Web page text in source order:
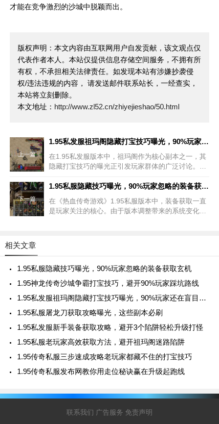
才能在竞争激烈的沙城中脱颖而出。
版权声明：本文内容由互联网用户自发贡献，该文观点仅
代表作者本人。本站仅提供信息存储空间服务，不拥有所
有权，不承担相关法律责任。如发现本站有涉嫌抄袭侵
权/违法违规的内容， 请发送邮件联系站长，一经查实，
本站将立刻删除。
本文地址： http://www.zl52.cn/zhiyejieshao/50.html
上一篇
1.95私发服祖玛阁隐藏打宝技巧曝光，90%玩家还在盲目刷怪！
在1.95私发服版本中，祖玛阁作为核心副本之一，其
隐藏打宝技巧的曝光正引发玩家群体的广泛讨论。许
源。本文将从实战角度拆解祖玛阁的深度玩法，帮助
下一篇
1.95私服隐藏技巧曝光，90%玩家忽略的装备获取玄机
在《热血传奇游戏》1.95私服版本中，装备获取一直
是玩家关注的核心。由于版本调整带来的系统变化，
相关文章
1.95私服隐藏技巧曝光，90%玩家忽略的装备获取玄机
1.95神龙传奇沙城争霸打宝技巧，避开90%玩家踩坑路线
1.95私发服祖玛阁隐藏打宝技巧曝光，90%玩家还在盲目刷怪！
1.95私服屠龙刀获取攻略曝光，这些副本必刷
1.95私发服新手装备获取攻略，避开3个陷阱轻松升级打怪
1.95私服老玩家高效获取方法，避开祖玛阁迷路陷阱
1.95传奇私服三步速成攻略老玩家都藏不住的打宝技巧
1.95传奇私服发布网教你用走位秘诀赢在升级起跑线
联系我们 广告服务 免责声明